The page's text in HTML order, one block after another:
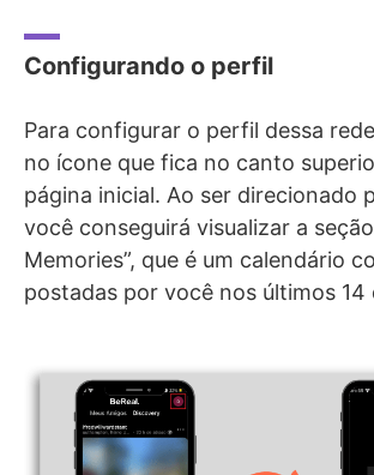
Configurando o perfil
Para configurar o perfil dessa
no ícone que fica no canto
página inicial. Ao ser direcionado
você conseguirá visualizar a seção
Memories”, que é um calendário
postadas por você nos últimos 14